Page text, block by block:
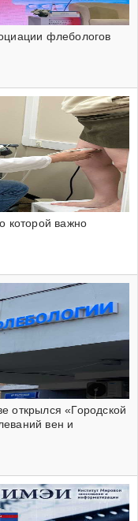
флебологов
которой важно
открылся «Городской
вен и